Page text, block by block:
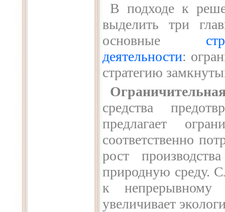
В подходе к
выделить три
основные
деятельности:
стратегию
средства
предлагает
соответственно
рост
природную среду.
к непрерывному
увеличивает